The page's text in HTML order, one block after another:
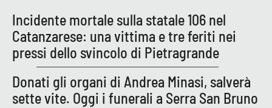
Ilvibonese.it
Catanzarochannel.it
APP
Incidente mortale sulla statale 106 nel
Catanzarese: una vittima e tre feriti nei
pressi dello svincolo di Pietragrande
Donati gli organi di Andrea Minasi, salverà
sette vite. Oggi i funerali a Serra San Bruno